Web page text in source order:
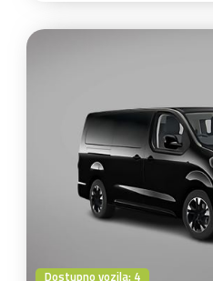
Dostupno vozila: 4